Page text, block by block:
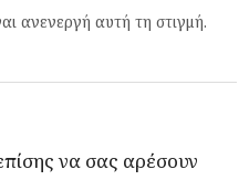
ανενεργή αυτή τη στιγμή.
να σας αρέσουν